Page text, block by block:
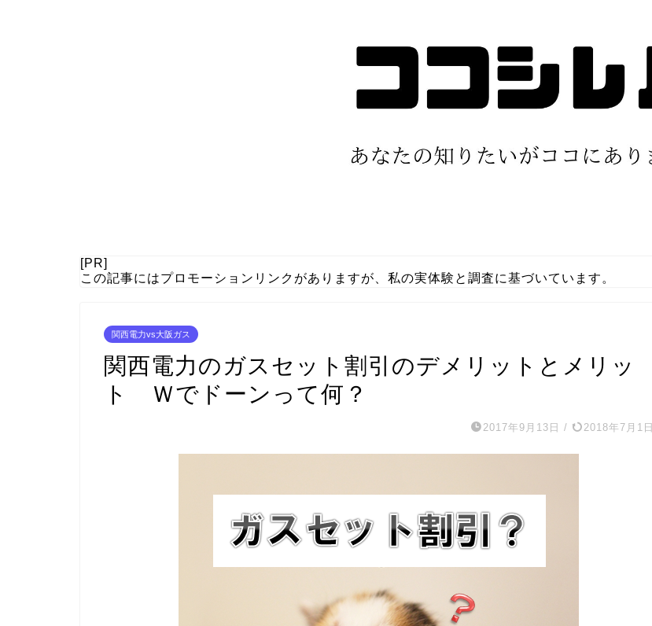
[PR]
この記事にはプロモーションリンクがありますが、私の実体験と調査に基づいています。
関西電力vs大阪ガス
関西電力のガスセット割引のデメリットとメリッ
ト Ｗでドーンって何？
2017年9月13日 / 2018年7月1日